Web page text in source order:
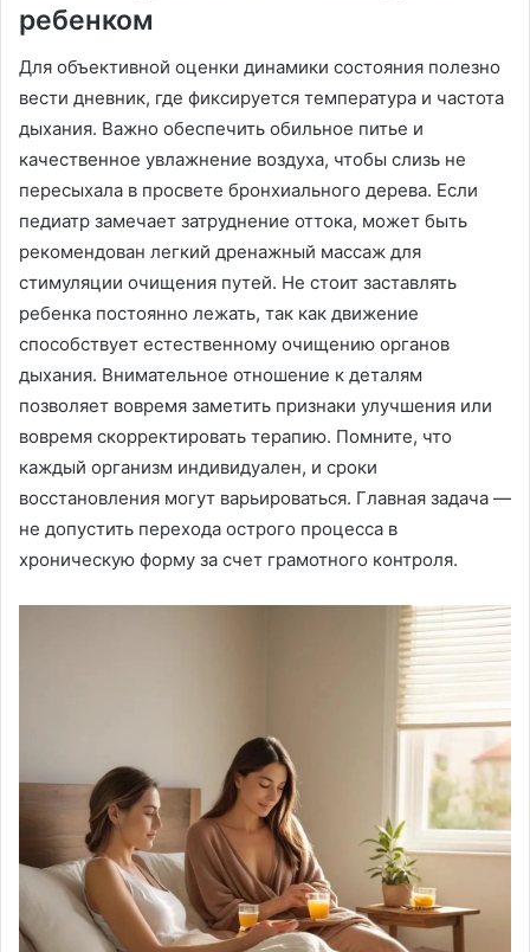
ребенком
Для объективной оценки динамики состояния полезно
вести дневник, где фиксируется температура и частота
дыхания. Важно обеспечить обильное питье и
качественное увлажнение воздуха, чтобы слизь не
пересыхала в просвете бронхиального дерева. Если
педиатр замечает затруднение оттока, может быть
рекомендован легкий дренажный массаж для
стимуляции очищения путей. Не стоит заставлять
ребенка постоянно лежать, так как движение
способствует естественному очищению органов
дыхания. Внимательное отношение к деталям
позволяет вовремя заметить признаки улучшения или
вовремя скорректировать терапию. Помните, что
каждый организм индивидуален, и сроки
восстановления могут варьироваться. Главная задача —
не допустить перехода острого процесса в
хроническую форму за счет грамотного контроля.